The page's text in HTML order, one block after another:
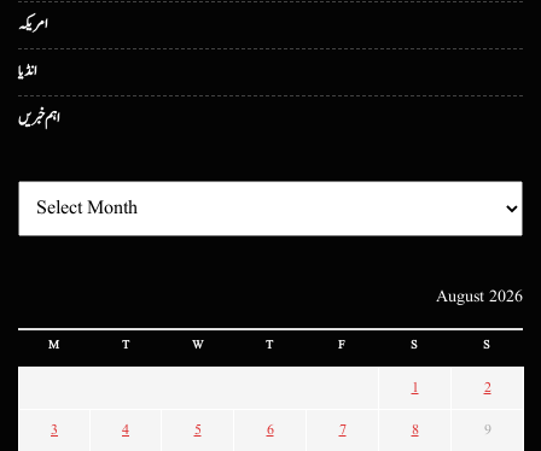
امریکہ
انڈیا
اہم خبریں
August 2026
M T W T F S S
1 2
3 4 5 6 7 8 9